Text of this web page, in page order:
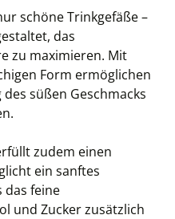
schöne Trinkgefäße –
das
zu maximieren. Mit
Form ermöglichen
süßen Geschmacks
zudem einen
ein sanftes
das feine
und Zucker zusätzlich